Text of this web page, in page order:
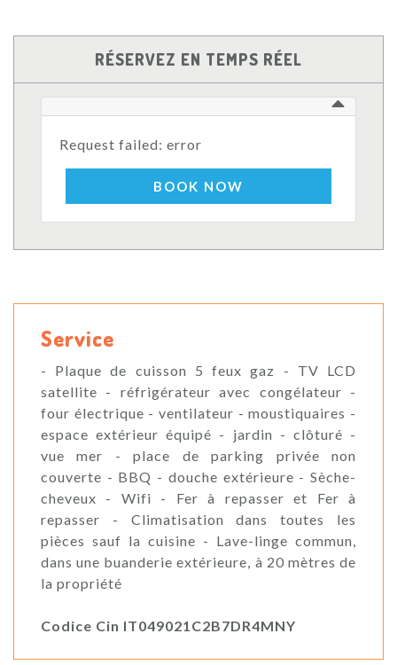
RÉSERVEZ EN TEMPS RÉEL
Request failed: error
BOOK NOW
Service
- Plaque de cuisson 5 feux gaz - TV LCD
satellite - réfrigérateur avec congélateur -
four électrique - ventilateur - moustiquaires -
espace extérieur équipé - jardin - clôturé -
vue mer - place de parking privée non
couverte - BBQ - douche extérieure - Sèche-
cheveux - Wifi - Fer à repasser et Fer à
repasser - Climatisation dans toutes les
pièces sauf la cuisine - Lave-linge commun,
dans une buanderie extérieure, à 20 mètres de
la propriété
Codice Cin IT049021C2B7DR4MNY